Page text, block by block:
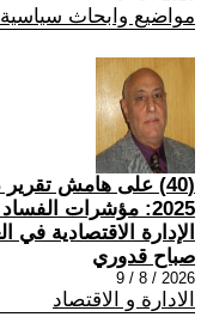
مواضيع وابحاث سياسية
(40) على هامش تقرير
2025: مؤشرات
الإدارة الاقتصادية في
صباح قدوري
2026 / 8 / 9
الادارة و الاقتصاد